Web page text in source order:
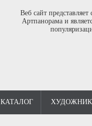
Веб сайт
Артпанорама и
КАТАЛОГ